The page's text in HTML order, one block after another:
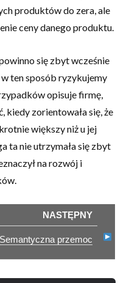
produktów do zera, ale
ceny danego produktu.
się zbyt wcześnie
ten sposób ryzykujemy
opisuje firmę,
kiedy zorientowała się, że
większy niż u jej
ta nie utrzymała się zbyt
na rozwój i
NASTĘPNY
Semantyczna przemoc